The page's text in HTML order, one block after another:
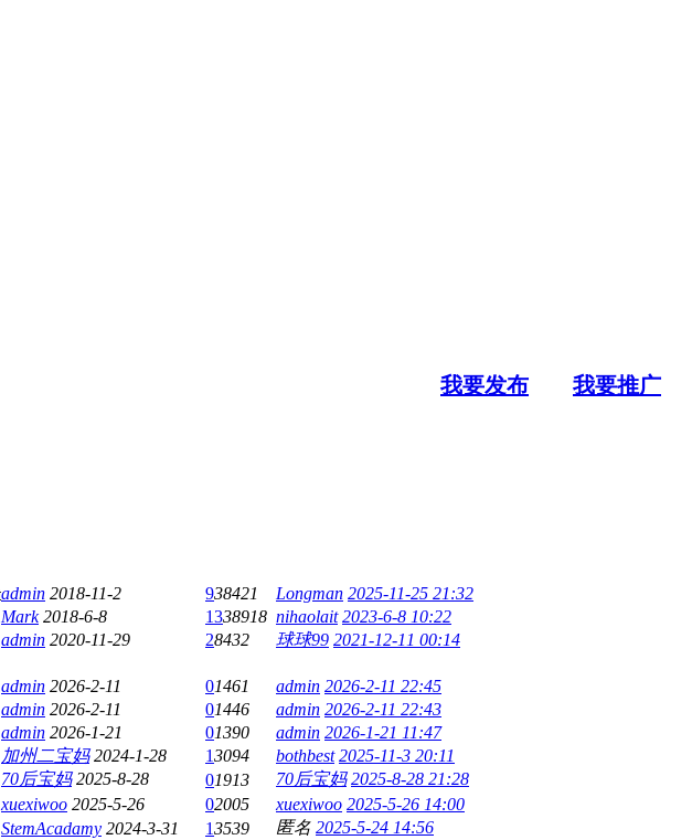
我要发布 我要推广
admin 2018-11-2 938421 Longman 2025-11-25 21:32
Mark 2018-6-8 1338918 nihaolait 2023-6-8 10:22
admin 2020-11-29 28432 球球99 2021-12-11 00:14
admin 2026-2-11 01461 admin 2026-2-11 22:45
admin 2026-2-11 01446 admin 2026-2-11 22:43
admin 2026-1-21 01390 admin 2026-1-21 11:47
加州二宝妈 2024-1-28 13094 bothbest 2025-11-3 20:11
70后宝妈 2025-8-28 01913 70后宝妈 2025-8-28 21:28
xuexiwoo 2025-5-26 02005 xuexiwoo 2025-5-26 14:00
StemAcadamy 2024-3-31 13539 匿名 2025-5-24 14:56